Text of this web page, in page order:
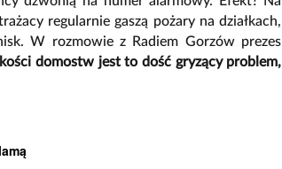
regularnie gaszą pożary na działkach,
W rozmowie z Radiem Gorzów prezes
domostw jest to dość gryzący problem,